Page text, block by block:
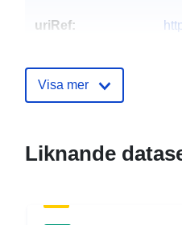
uriRef:
Visa mer
Liknande